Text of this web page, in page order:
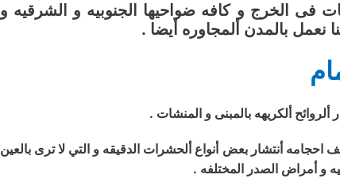
فى الخرج و كافه ضواحيها الجنوبيه و الشرقيه و
نعمل بالمدن ألمجاوره أيضا .
احجامه أنتشار بعض أنواع ألحشرات الدقيقه و التي لا ترى بالعين
و أمراض الصدر المختلفه .